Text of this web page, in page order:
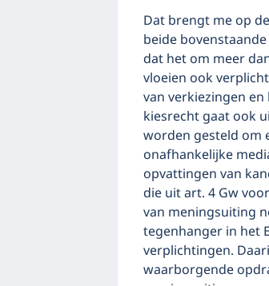
Dat brengt me op
beide
dat het om meer
vloeien ook
van verkiezingen
kiesrecht gaat ook
worden gesteld om
onafhankelijke
opvattingen van
die uit art. 4 Gw
van meningsuiting
tegenhanger in het
verplichtingen.
waarborgende